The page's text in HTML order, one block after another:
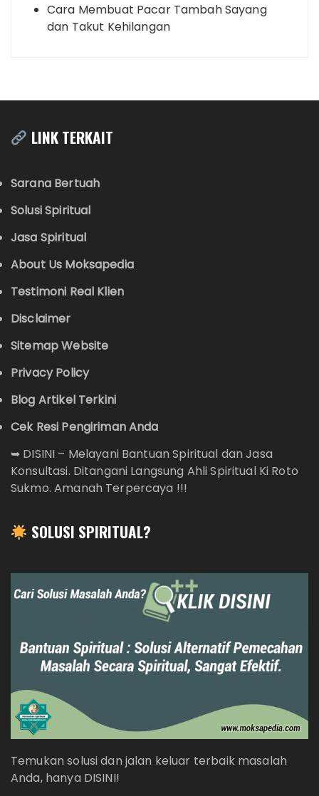
Cara Membuat Pacar Tambah Sayang
dan Takut Kehilangan
LINK TERKAIT
Sarana Bertuah
Solusi Spiritual
Jasa Spiritual
About Us Moksapedia
Testimoni Real Klien
Disclaimer
Sitemap Website
Privacy Policy
Blog Artikel Terkini
Cek Resi Pengiriman Anda
➥ DISINI – Melayani Bantuan Spiritual dan Jasa
Konsultasi. Ditangani Langsung Ahli Spiritual Ki Roto
Sukmo. Amanah Terpercaya !!!
SOLUSI SPIRITUAL?
Temukan solusi dan jalan keluar terbaik masalah
Anda, hanya DISINI!